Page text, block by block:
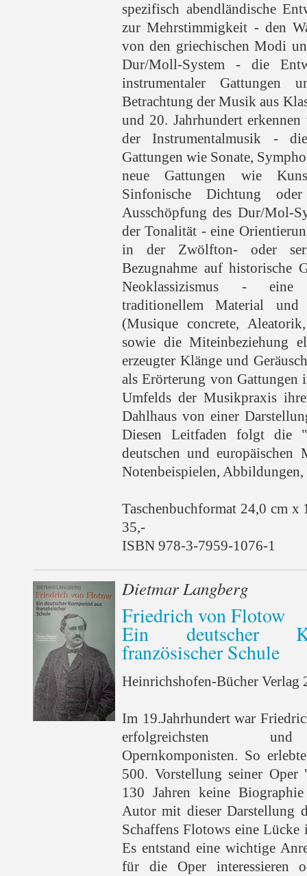
spezifisch abendländische
zur Mehrstimmigkeit - den
von den griechischen Modi
Dur/Moll-System - die
instrumentaler Gattungen
Betrachtung der Musik aus
und 20. Jahrhundert
der Instrumentalmusik -
Gattungen wie Sonate,
neue Gattungen wie
Sinfonische Dichtung
Ausschöpfung des Dur/Mol-
der Tonalität - eine
in der Zwölfton- oder
Bezugnahme auf historische
Neoklassizismus - eine
traditionellem Material und
(Musique concrete,
sowie die Miteinbeziehung
erzeugter Klänge und
als Erörterung von Gattungen
Umfelds der Musikpraxis
Dahlhaus von einer
Diesen Leitfaden folgt die
deutschen und
Notenbeispielen,
Taschenbuchformat 24,0 cm
35,-
ISBN 978-3-7959-1076-1
Dietmar Langberg
Friedrich von Flotow
Ein deutscher
französischer Schule
Heinrichshofen-Bücher Verlag
Im 19.Jahrhundert war
erfolgreichsten und
Opernkomponisten. So
500. Vorstellung seiner
130 Jahren keine
Autor mit dieser Darstellung
Schaffens Flotows eine Lücke
Es entstand eine wichtige
für die Oper interessieren